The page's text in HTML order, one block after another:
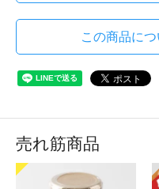
この商品に
売れ筋商品